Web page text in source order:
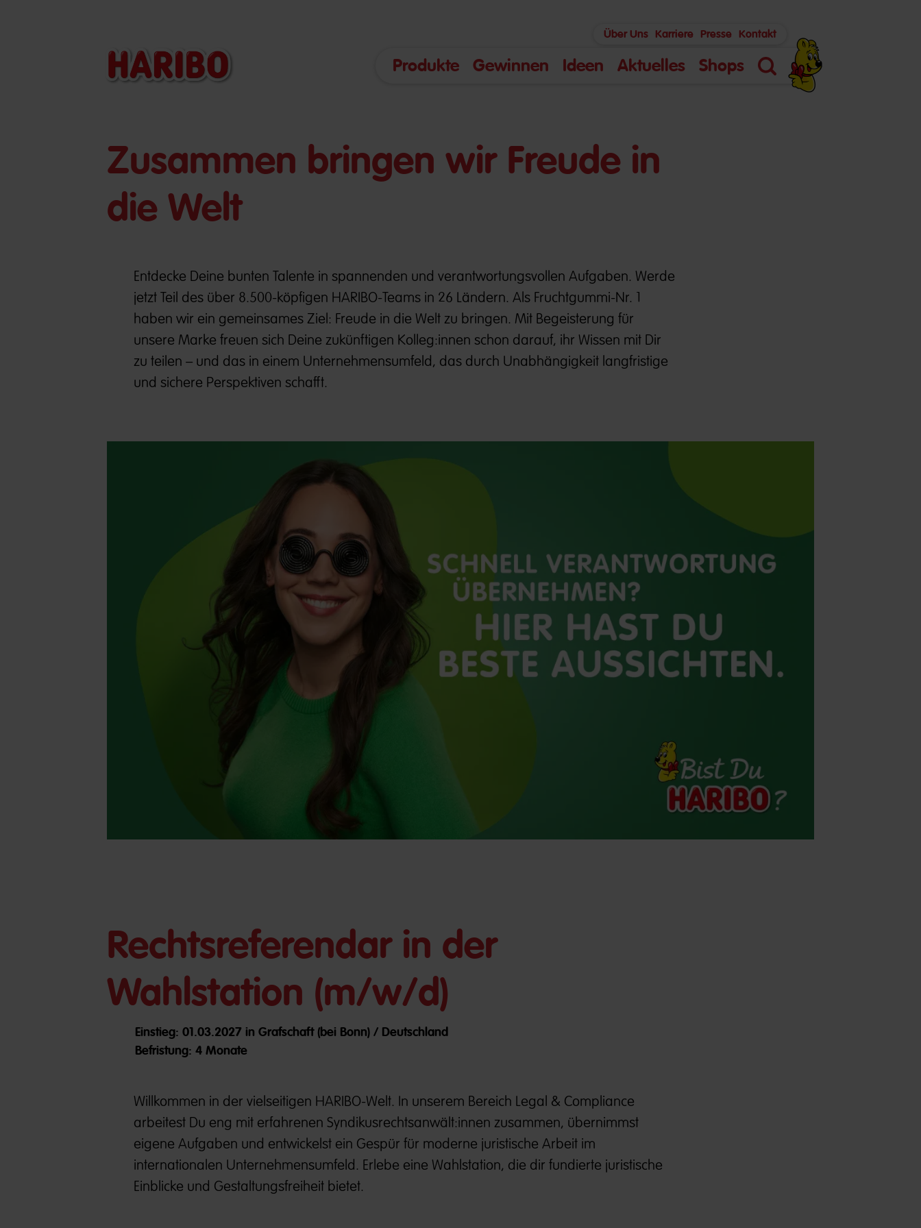
Produkte Gewinnen Ideen Aktuelles Shops
Suche
Über Uns Karriere Presse Kontakt
​​Zusammen bringen wir Freude in
die Welt
Entdecke Deine bunten Talente in spannenden und verantwortungsvollen Aufgaben. Werde
jetzt Teil des über 8.500-köpfigen HARIBO-Teams in 26 Ländern. Als Fruchtgummi-Nr. 1
haben wir ein gemeinsames Ziel: Freude in die Welt zu bringen. Mit Begeisterung für
unsere Marke freuen sich Deine zukünftigen Kolleg:innen schon darauf, ihr Wissen mit Dir
zu teilen – und das in einem Unternehmensumfeld, das durch Unabhängigkeit langfristige
und sichere Perspektiven schafft.
Rechtsreferendar in der
Wahlstation (m/w/d)
Einstieg: 01.03.2027 in Grafschaft (bei Bonn) / Deutschland
Befristung: 4 Monate
Willkommen in der vielseitigen HARIBO-Welt. In unserem Bereich Legal & Compliance
arbeitest Du eng mit erfahrenen Syndikusrechtsanwält:innen zusammen, übernimmst
eigene Aufgaben und entwickelst ein Gespür für moderne juristische Arbeit im
internationalen Unternehmensumfeld. Erlebe eine Wahlstation, die dir fundierte juristische
Einblicke und Gestaltungsfreiheit bietet.